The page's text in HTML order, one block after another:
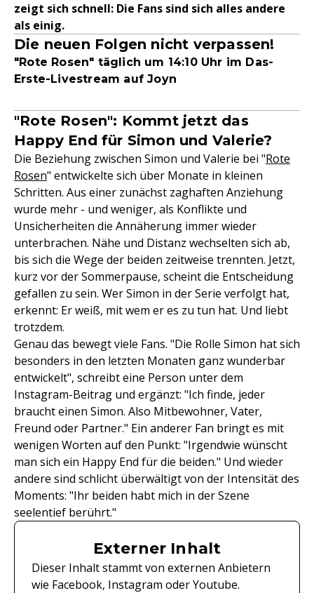
zeigt sich schnell: Die Fans sind sich alles andere
als einig.
Die neuen Folgen nicht verpassen!
"Rote Rosen" täglich um 14:10 Uhr im Das-
Erste-Livestream auf Joyn
"Rote Rosen": Kommt jetzt das
Happy End für Simon und Valerie?
Die Beziehung zwischen Simon und Valerie bei "Rote
Rosen" entwickelte sich über Monate in kleinen
Schritten. Aus einer zunächst zaghaften Anziehung
wurde mehr - und weniger, als Konflikte und
Unsicherheiten die Annäherung immer wieder
unterbrachen. Nähe und Distanz wechselten sich ab,
bis sich die Wege der beiden zeitweise trennten. Jetzt,
kurz vor der Sommerpause, scheint die Entscheidung
gefallen zu sein. Wer Simon in der Serie verfolgt hat,
erkennt: Er weiß, mit wem er es zu tun hat. Und liebt
trotzdem.
Genau das bewegt viele Fans. "Die Rolle Simon hat sich
besonders in den letzten Monaten ganz wunderbar
entwickelt", schreibt eine Person unter dem
Instagram-Beitrag und ergänzt: "Ich finde, jeder
braucht einen Simon. Also Mitbewohner, Vater,
Freund oder Partner." Ein anderer Fan bringt es mit
wenigen Worten auf den Punkt: "Irgendwie wünscht
man sich ein Happy End für die beiden." Und wieder
andere sind schlicht überwältigt von der Intensität des
Moments: "Ihr beiden habt mich in der Szene
seelentief berührt."
Externer Inhalt
Dieser Inhalt stammt von externen Anbietern
wie Facebook, Instagram oder Youtube.